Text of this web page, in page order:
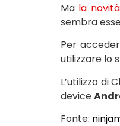
Ma la
sembra
Per
utilizzare lo
L’utilizzo di
device
Fonte: